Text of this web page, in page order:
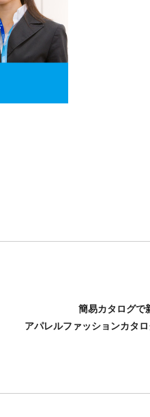
簡易カタログで
アパレルファッションカタ